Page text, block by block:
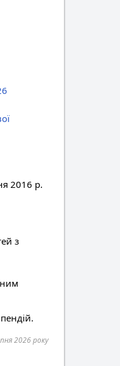
2016 р.
з
2026 року